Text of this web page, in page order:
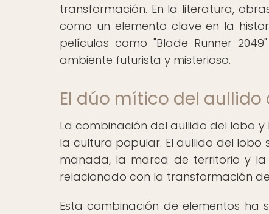
transformación. En la literatura,
como un elemento clave en la
películas como "Blade Runner
ambiente futurista y misterioso.
El dúo mítico del aullido
La combinación del aullido del lobo
la cultura popular. El aullido del
manada, la marca de territorio y
relacionado con la transformación
Esta combinación de elementos